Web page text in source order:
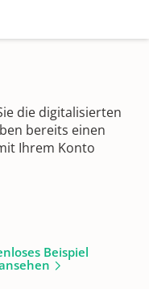
die digitalisierten
bereits einen
Ihrem Konto
Beispiel